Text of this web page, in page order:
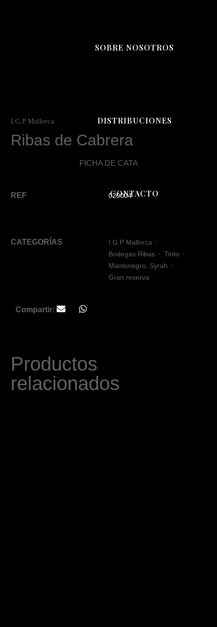
SOBRE NOSOTROS
DISTRIBUCIONES
CONTACTO
I.G.P Mallorca
Ribas de Cabrera
FICHA DE CATA
REF
CATEGORÍAS
020004
I.G.P Mallorca
Bodegas Ribas
Tinto
Mantonegro
Syrah
Gran reserva
Compartir:
Productos
relacionados